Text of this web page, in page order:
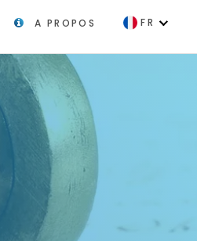
FR
A PROPOS